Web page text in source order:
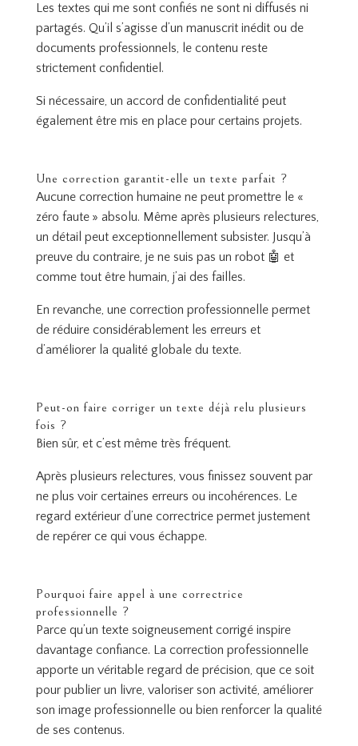
Les textes qui me sont confiés ne sont ni diffusés ni
partagés. Qu’il s’agisse d’un manuscrit inédit ou de
documents professionnels, le contenu reste
strictement confidentiel.
Si nécessaire, un accord de confidentialité peut
également être mis en place pour certains projets.
Une correction garantit-elle un texte parfait ?
Aucune correction humaine ne peut promettre le «
zéro faute » absolu. Même après plusieurs relectures,
un détail peut exceptionnellement subsister. Jusqu’à
preuve du contraire, je ne suis pas un robot 🤖 et
comme tout être humain, j’ai des failles.
En revanche, une correction professionnelle permet
de réduire considérablement les erreurs et
d’améliorer la qualité globale du texte.
Peut-on faire corriger un texte déjà relu plusieurs
fois ?
Bien sûr, et c’est même très fréquent.
Après plusieurs relectures, vous finissez souvent par
ne plus voir certaines erreurs ou incohérences. Le
regard extérieur d’une correctrice permet justement
de repérer ce qui vous échappe.
Pourquoi faire appel à une correctrice
professionnelle ?
Parce qu’un texte soigneusement corrigé inspire
davantage confiance. La correction professionnelle
apporte un véritable regard de précision, que ce soit
pour publier un livre, valoriser son activité, améliorer
son image professionnelle ou bien renforcer la qualité
de ses contenus.